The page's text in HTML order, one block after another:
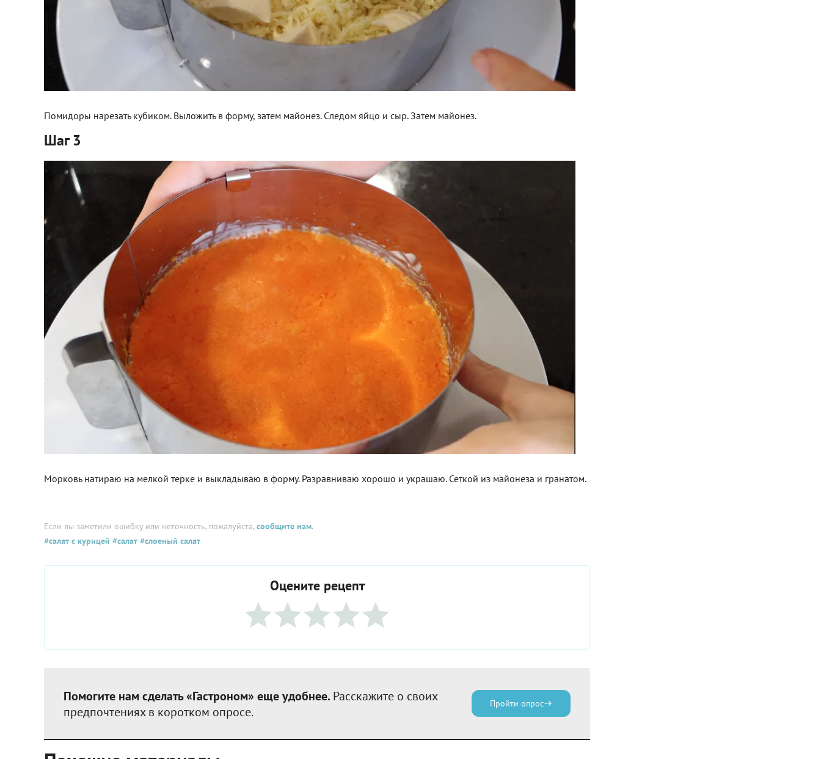
Помидоры нарезать кубиком. Выложить в форму, затем майонез. Следом яйцо и сыр. Затем майонез.
Шаг 3
Морковь натираю на мелкой терке и выкладываю в форму. Разравниваю хорошо и украшаю. Сеткой из майонеза и гранатом.
Если вы заметили ошибку или неточность, пожалуйста,сообщите нам.
#салат с курицей #салат #слоеный салат
Оцените рецепт
Помогите нам сделать «Гастроном» еще удобнее. Расскажите о своих
предпочтениях в коротком опросе.
Пройти опрос